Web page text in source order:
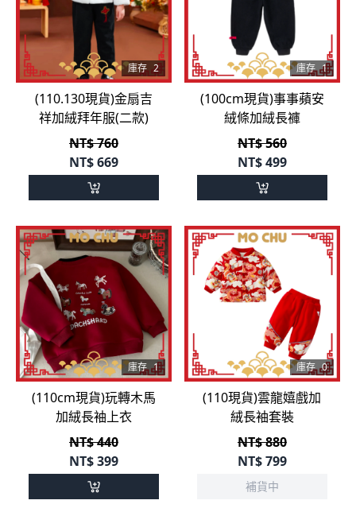
庫存 2
(110.130現貨)金扇吉
祥加絨拜年服(二款)
NT$ 760
NT$669
庫存 1
(100cm現貨)事事蘋安
絨條加絨長褲
NT$ 560
NT$499
庫存 1
(110cm現貨)玩轉木馬
加絨長袖上衣
NT$ 440
NT$399
庫存 0
(110現貨)雲龍嬉戲加
絨長袖套裝
NT$ 880
NT$799
補貨中